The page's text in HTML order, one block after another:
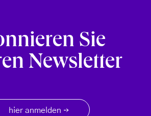
Sie
Newsletter
hier anmelden →